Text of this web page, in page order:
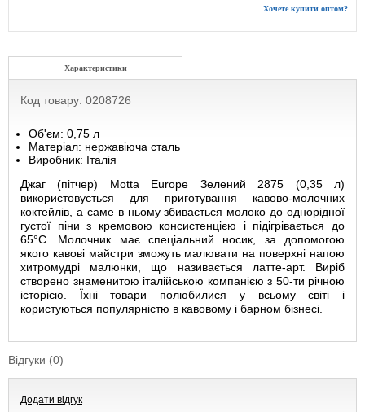
Хочете купити оптом?
Характеристики
Код товару: 0208726
Об'єм: 0,75 л
Матеріал: нержавіюча сталь
Виробник: Італія
Джаг (пітчер) Motta Europe Зелений 2875 (0,35 л)
використовується для приготування кавово-молочних
коктейлів, а саме в ньому збивається молоко до однорідної
густої піни з кремовою консистенцією і підігрівається до
65°C. Молочник має спеціальний носик, за допомогою
якого кавові майстри зможуть малювати на поверхні напою
хитромудрі малюнки, що називається латте-арт. Виріб
створено знаменитою італійською компанією з 50-ти річною
історією. Їхні товари полюбилися у всьому світі і
користуються популярністю в кавовому і барном бізнесі.
Відгуки (0)
Додати відгук